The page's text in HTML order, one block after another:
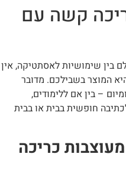
קשה עם
שימושיות לאסתטיקה, אין
המוצר בשבילכם. מדובר
– בין אם ללימודים,
חופשית בבית או בבית
כריכה